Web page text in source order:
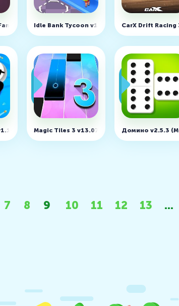
Survival v8.3.1 (MOD, Меню)
Idle Bank Tycoon v1.95.0 (MOD, много
CarX Drift
(MOD, много денег)
Magic Tiles 3 v13.072.103 (MOD, много
Домино v2.5.3
7 8 9 10 11 12 13 ...